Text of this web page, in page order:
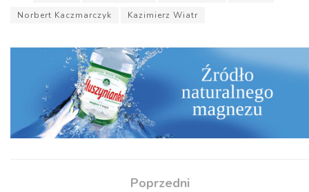
Norbert Kaczmarczyk
Kazimierz Wiatr
Poprzedni